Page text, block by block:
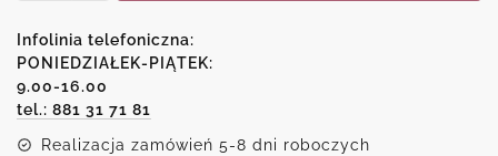
motywem
gwiazdek
Infolinia telefoniczna:
PONIEDZIAŁEK-PIĄTEK:
9.00-16.00
tel.: 881 31 71 81
Realizacja zamówień 5-8 dni roboczych